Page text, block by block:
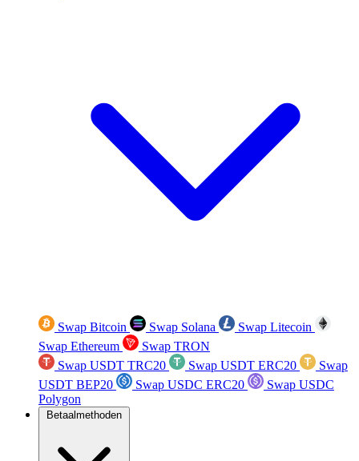
Swap Bitcoin Swap Solana
Swap Litecoin
Swap Ethereum
Swap TRON
Swap USDT TRC20
Swap USDT ERC20
Swap
USDT BEP20
Swap USDC ERC20
Swap USDC
Polygon
Betaalmethoden